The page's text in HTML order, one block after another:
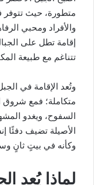
متطورة، حيث تتوفر
والأفراد ومحبي
إقامة تطل على
تتناغم مع طبيعة
وتُعد الإقامة في
متكاملة؛ فمع شروق
السفوح، ويغدو
الأصيلة تضيف دفئًا
وكأنه في بيتٍ ثانٍ
لماذا يُعد